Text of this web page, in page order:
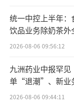
地区时，京东
力寻找当地民
应急资金短缺
救援组织结算
确保救援顺利
用。（责任编辑：
统一中控上半年：
饮品业务除奶茶外
2026-08-06 09:56:12
九洲药业中报罕
单“退潮”、新业
难关待闯
2026-08-06 09:44:11